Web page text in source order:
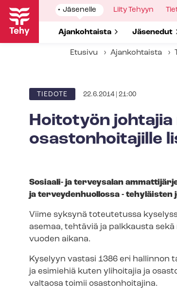
Hyppää
pääsisältöön
Show
submenu
Jäsenelle
Show submenu for
Ajankohtaista Show
Jäsenedut
Show
Liity Tehyyn
Etusivu Ajankohtaista
ARTIKKELIN
TIEDOTE 22.6.2014 | 21:00
Hoitotyön johtajia
osastonhoitajille
Sosiaali- ja terveysalan
ja ter­vey­den­huol­los­sa - tehyläisten
Viime syksynä toteutetussa
asemaa, tehtäviä ja palkkausta
vuoden aikana.
Kyselyyn vastasi 1386 eri hallinnon
ja esimiehiä kuten ylihoitajia ja
valtaosa toimii osastonhoitajina.